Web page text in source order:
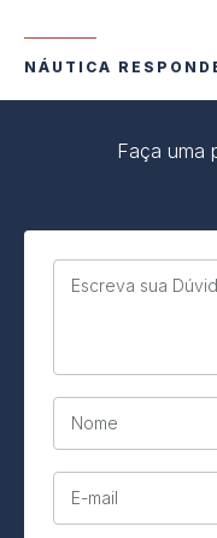
NÁUTICA
Faça uma
Escreva sua
Nome
E-mail